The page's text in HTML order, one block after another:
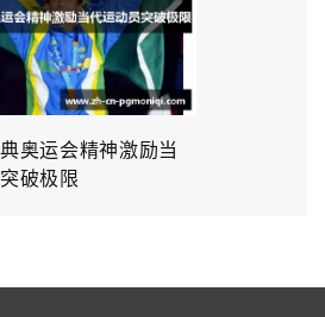
奥运会精神激励当
破极限